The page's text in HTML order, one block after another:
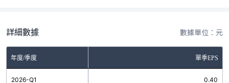
詳細數據 數據單位：元
年度/季度 單季EPS
2026-Q1 0.40